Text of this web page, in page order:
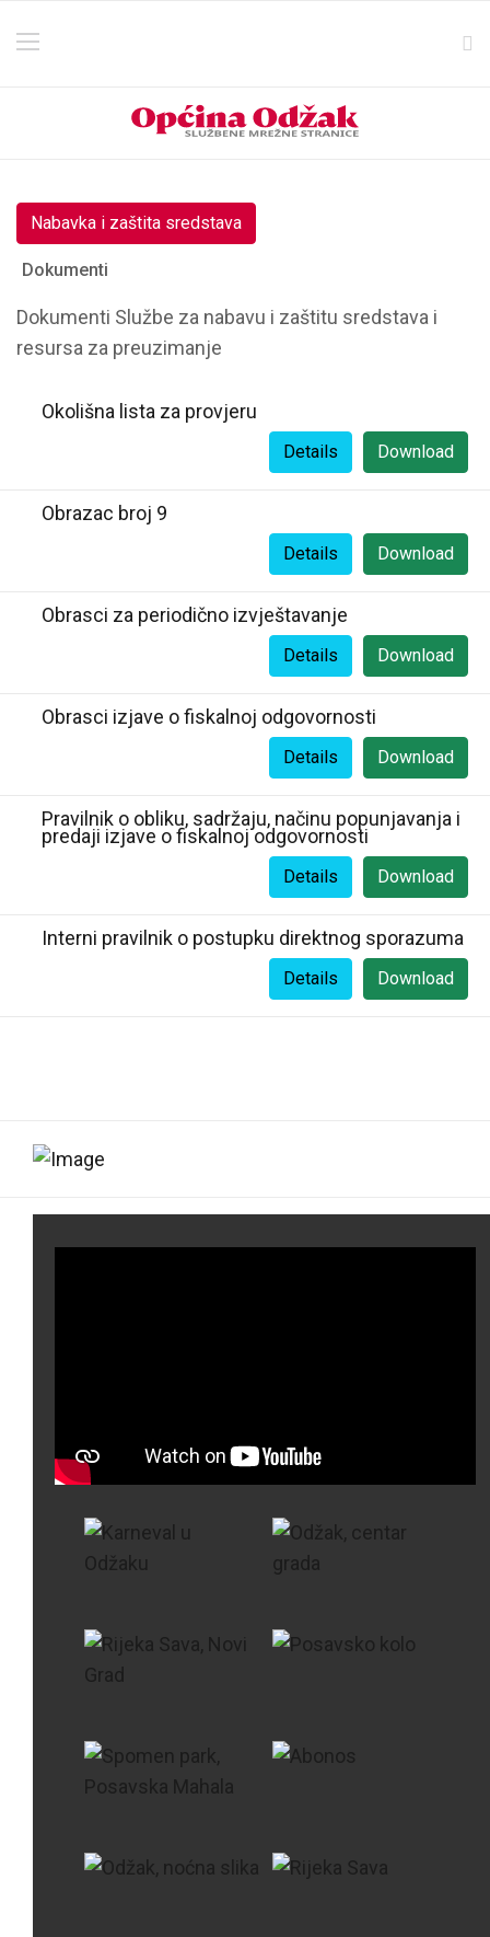
Nabavka i zaštita sredstava
Dokumenti
Dokumenti Službe za nabavu i zaštitu sredstava i
resursa za preuzimanje
Okolišna lista za provjeru
Download
Details
Obrazac broj 9
Download
Details
Obrasci za periodično izvještavanje
Download
Details
Obrasci izjave o fiskalnoj odgovornosti
Download
Details
Pravilnik o obliku, sadržaju, načinu popunjavanja i
predaji izjave o fiskalnoj odgovornosti
Download
Details
Interni pravilnik o postupku direktnog sporazuma
Download
Details